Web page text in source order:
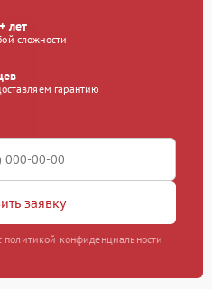
лет
сложности
гарантию
заявку
политикой конфиденциальности